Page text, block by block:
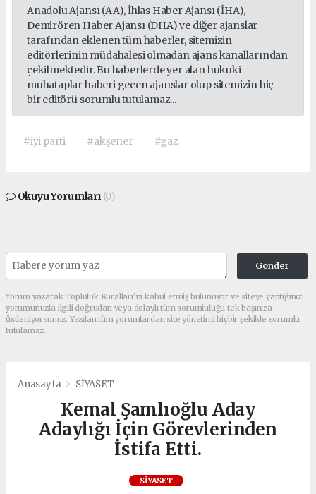
Anadolu Ajansı (AA), İhlas Haber Ajansı (İHA),
Demirören Haber Ajansı (DHA) ve diğer ajanslar
tarafından eklenen tüm haberler, sitemizin
editörlerinin müdahalesi olmadan ajans kanallarından
çekilmektedir. Bu haberlerde yer alan hukuki
muhataplar haberi geçen ajanslar olup sitemizin hiç
bir editörü sorumlu tutulamaz...
#iyi parti #akşener #gaz
Okuyu Yorumları (0)
Gonder
Yorum yazarak Topluluk Kuralları’nı kabul etmiş bulunuyor ve siteye yaptığınız
yorumunuzla ilgili doğrudan veya dolaylı tüm sorumluluğu tek başınıza
üstleniyorsunuz. Yazılan tüm yorumlardan site yönetimi hiçbir şekilde sorumlu
tutulamaz.
Anasayfa SİYASET
Kemal Şamlıoğlu Aday
Adaylığı İçin Görevlerinden
İstifa Etti.
SİYASET